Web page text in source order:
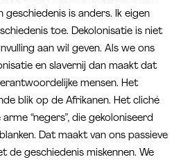
geschiedenis is anders. Ik eigen
toe. Dekolonisatie is niet
aan wil geven. Als we ons
en slavernij dan maakt dat
mensen. Het
blik op de Afrikanen. Het cliché
“negers”, die gekoloniseerd
Dat maakt van ons passieve
de geschiedenis miskennen. We